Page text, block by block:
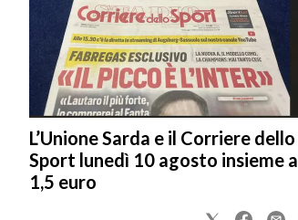
L’Unione Sarda e il Corriere dello
Sport lunedì 10 agosto insieme a
1,5 euro